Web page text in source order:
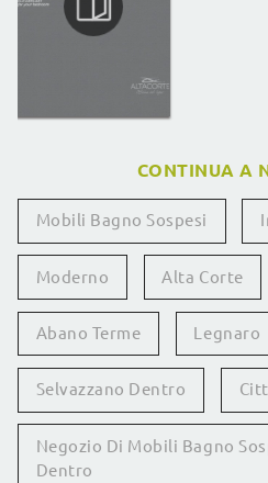
CONTINUA A
Mobili Bagno Sospesi
Moderno Alta Corte
Abano Terme Legnaro
Selvazzano Dentro
Negozio Di Mobili Bagno
Dentro